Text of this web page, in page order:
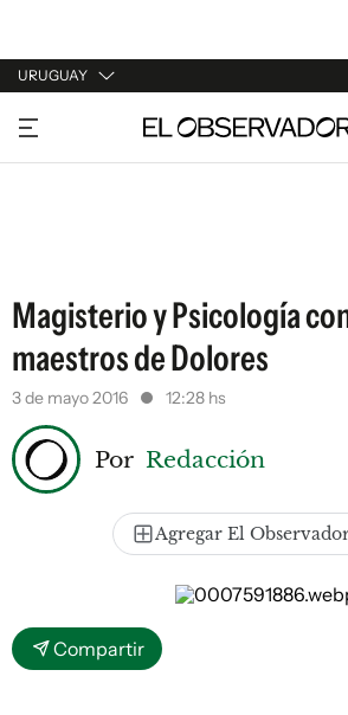
URUGUAY
URUGUAY
ARGENTINA
Magisterio y Psicología
maestros de Dolores
3 de mayo 2016 12:28 hs
Por Redacción
Agregar El
Compartir